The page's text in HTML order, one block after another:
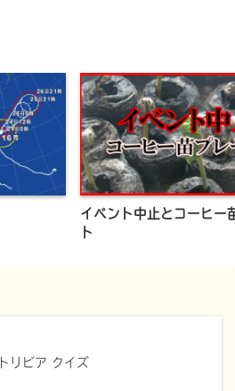
イベント中止とコーヒー
ト
リビア クイズ